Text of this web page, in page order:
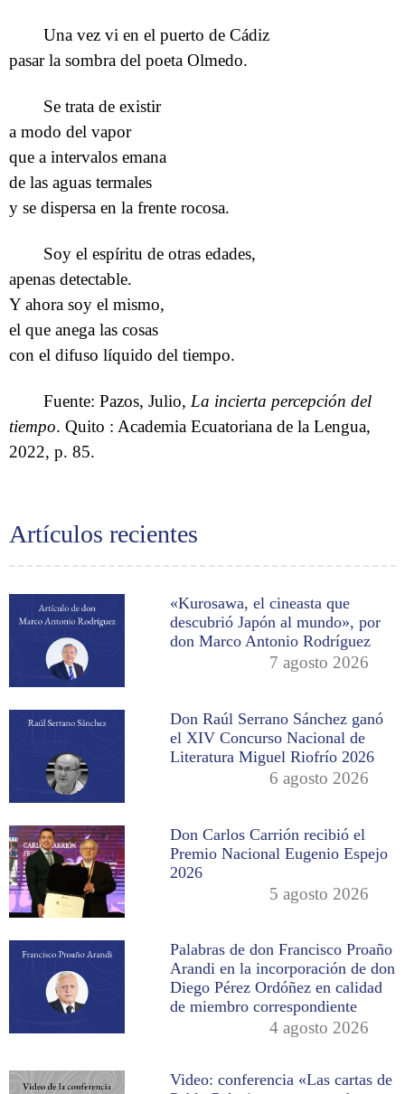
Artículos recientes
«Kurosawa, el cineasta que
descubrió Japón al mundo», por
don Marco Antonio Rodríguez
7 agosto 2026
Don Raúl Serrano Sánchez ganó
el XIV Concurso Nacional de
Literatura Miguel Riofrío 2026
6 agosto 2026
Don Carlos Carrión recibió el
Premio Nacional Eugenio Espejo
2026
5 agosto 2026
Palabras de don Francisco Proaño
Arandi en la incorporación de don
Diego Pérez Ordóñez en calidad
de miembro correspondiente
4 agosto 2026
Video: conferencia «Las cartas de
Una vez vi en el puerto de Cádiz
pasar la sombra del poeta Olmedo.
Se trata de existir
a modo del vapor
que a intervalos emana
de las aguas termales
y se dispersa en la frente rocosa.
Soy el espíritu de otras edades,
apenas detectable.
Y ahora soy el mismo,
el que anega las cosas
con el difuso líquido del tiempo.
Fuente: Pazos, Julio,La incierta percepción del
tiempo. Quito : Academia Ecuatoriana de la Lengua,
2022, p. 85.